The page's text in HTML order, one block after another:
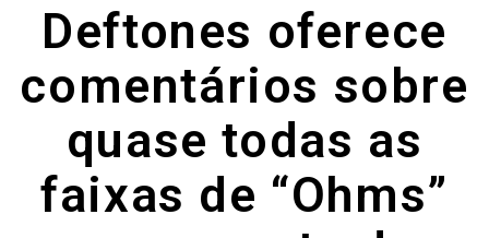
Deftones oferece
comentários sobre
quase todas as
faixas de “Ohms”